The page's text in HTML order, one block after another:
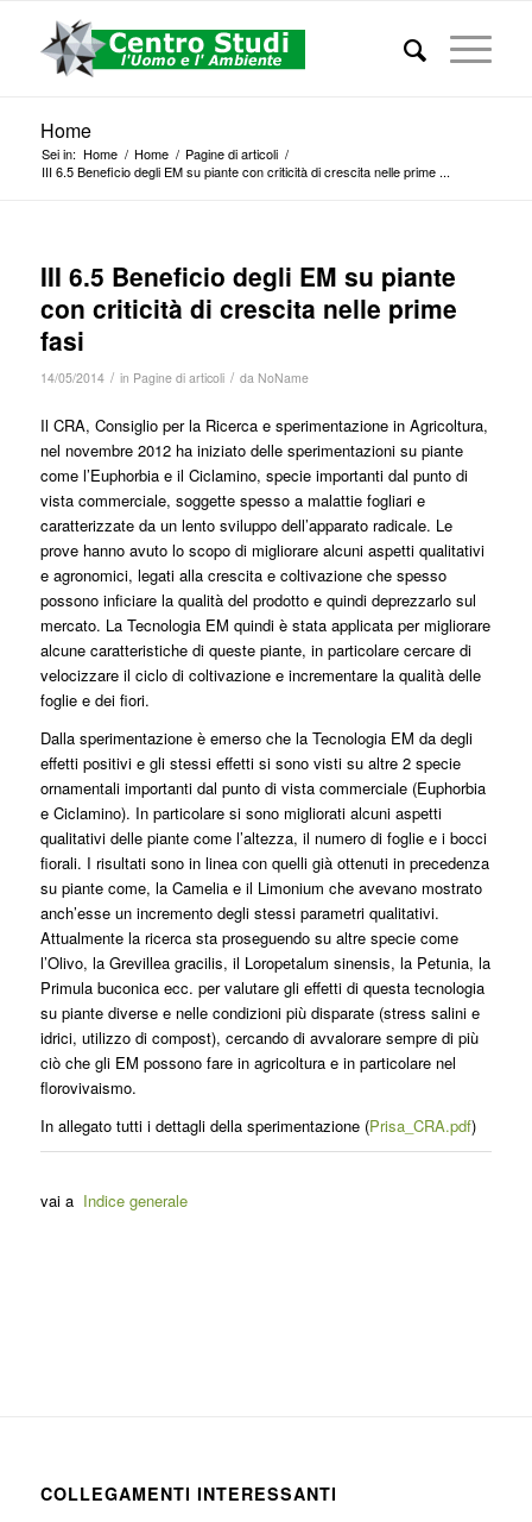
Home
Sei in: Home / Home / Pagine di articoli /
III 6.5 Beneficio degli EM su piante con criticità di crescita nelle prime ...
III 6.5 Beneficio degli EM su piante
con criticità di crescita nelle prime
fasi
14/05/2014 / in Pagine di articoli / da NoName
Il CRA, Consiglio per la Ricerca e sperimentazione in Agricoltura,
nel novembre 2012 ha iniziato delle sperimentazioni su piante
come l’Euphorbia e il Ciclamino, specie importanti dal punto di
vista commerciale, soggette spesso a malattie fogliari e
caratterizzate da un lento sviluppo dell’apparato radicale. Le
prove hanno avuto lo scopo di migliorare alcuni aspetti qualitativi
e agronomici, legati alla crescita e coltivazione che spesso
possono inficiare la qualità del prodotto e quindi deprezzarlo sul
mercato. La Tecnologia EM quindi è stata applicata per migliorare
alcune caratteristiche di queste piante, in particolare cercare di
velocizzare il ciclo di coltivazione e incrementare la qualità delle
foglie e dei fiori.
Dalla sperimentazione è emerso che la Tecnologia EM da degli
effetti positivi e gli stessi effetti si sono visti su altre 2 specie
ornamentali importanti dal punto di vista commerciale (Euphorbia
e Ciclamino). In particolare si sono migliorati alcuni aspetti
qualitativi delle piante come l’altezza, il numero di foglie e i bocci
fiorali. I risultati sono in linea con quelli già ottenuti in precedenza
su piante come, la Camelia e il Limonium che avevano mostrato
anch’esse un incremento degli stessi parametri qualitativi.
Attualmente la ricerca sta proseguendo su altre specie come
l’Olivo, la Grevillea gracilis, il Loropetalum sinensis, la Petunia, la
Primula buconica ecc. per valutare gli effetti di questa tecnologia
su piante diverse e nelle condizioni più disparate (stress salini e
idrici, utilizzo di compost), cercando di avvalorare sempre di più
ciò che gli EM possono fare in agricoltura e in particolare nel
florovivaismo.
In allegato tutti i dettagli della sperimentazione (Prisa_CRA.pdf)
vai a Indice generale
COLLEGAMENTI INTERESSANTI